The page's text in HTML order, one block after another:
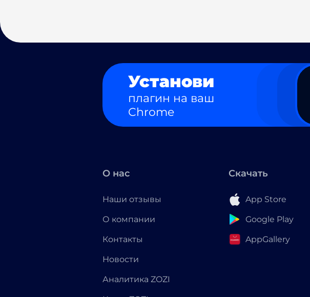
Установи
плагин на ваш
Chrome
О нас
Наши отзывы
О компании
Контакты
Новости
Аналитика ZOZI
Скачать
App Store
Google Play
AppGallery